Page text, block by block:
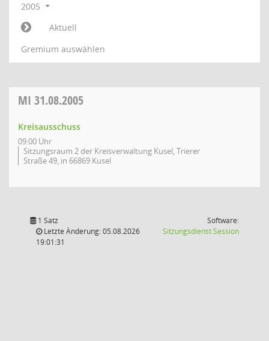
2005
Aktuell
Gremium auswählen
MI 31.08.2005
Kreisausschuss
09:00 Uhr
Sitzungsraum 2 der Kreisverwaltung Kusel, Trierer
Straße 49, in 66869 Kusel
1 Satz
Letzte Änderung: 05.08.2026
19:01:31
Software:
SitzungsdienstSession(Wird in